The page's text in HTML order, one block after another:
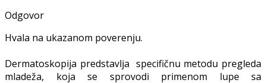
Odgovor
Hvala na ukazanom poverenju.
Dermatoskopija predstavlja specifičnu metodu pregleda
mladeža, koja se sprovodi primenom lupe sa